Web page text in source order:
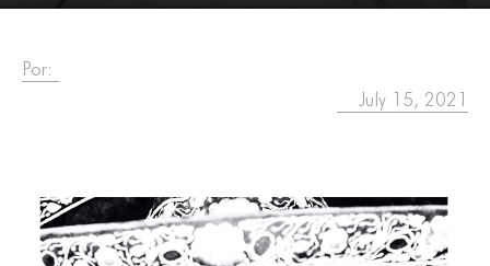
Por:
July 15, 2021